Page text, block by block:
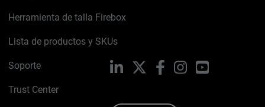
Herramienta de talla Firebox
Lista de productos y SKUs
Soporte
Trust Center
LinkedIn FacebookInstagramYouTube